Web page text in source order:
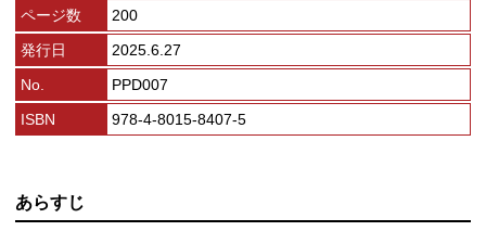
ページ数
200
発行日
2025.6.27
No.
PPD007
ISBN
978-4-8015-8407-5
あらすじ